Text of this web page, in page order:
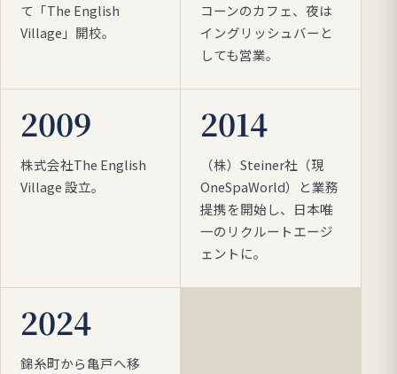
て「The English
Village」開校。
コーンのカフェ、夜は
イングリッシュバーと
しても営業。
2009
株式会社The English
Village 設立。
2014
（株）Steiner社（現
OneSpaWorld）と業務
提携を開始し、日本唯
一のリクルートエージ
ェントに。
2024
錦糸町から亀戸へ移